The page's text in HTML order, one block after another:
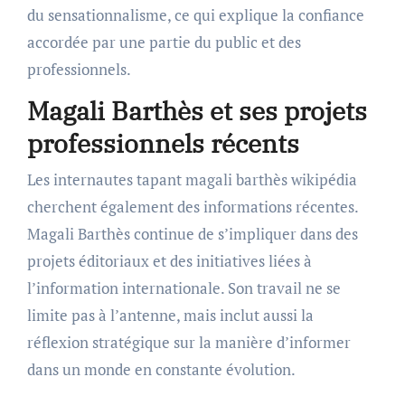
du sensationnalisme, ce qui explique la confiance
accordée par une partie du public et des
professionnels.
Magali Barthès et ses projets
professionnels récents
Les internautes tapant magali barthès wikipédia
cherchent également des informations récentes.
Magali Barthès continue de s’impliquer dans des
projets éditoriaux et des initiatives liées à
l’information internationale. Son travail ne se
limite pas à l’antenne, mais inclut aussi la
réflexion stratégique sur la manière d’informer
dans un monde en constante évolution.